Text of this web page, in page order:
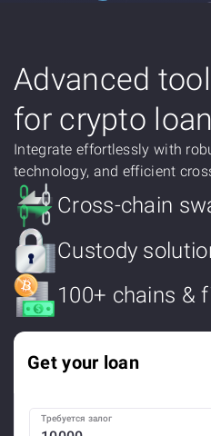
Advanced
for сrypto
Integrate effortlessly with
technology, and efficient
Cross-chain
Custody
100+ chains &
Get your loan
Требуется залог